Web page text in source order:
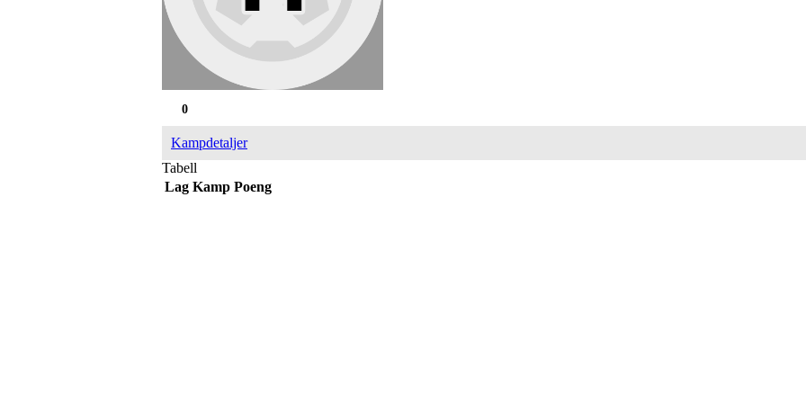
0
Kampdetaljer
Tabell
Lag Kamp Poeng